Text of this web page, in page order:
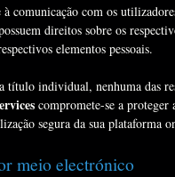
à comunicação com os
direitos sobre os
elementos pessoais.
individual, nenhuma das
compromete-se a proteger
segura da sua plataforma
meio electrónico